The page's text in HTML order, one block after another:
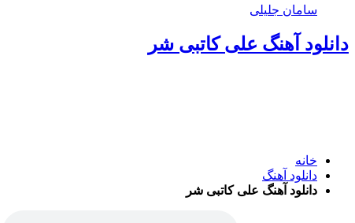
سامان جلیلی
دانلود آهنگ علی کاتبی شر
خانه
دانلود آهنگ
دانلود آهنگ علی کاتبی شر